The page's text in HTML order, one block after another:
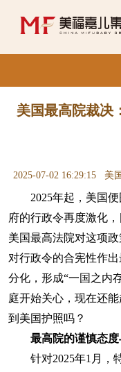
美国最高院裁决
2025-07-02 16:29:15 美
2025年起，美国便
府的行政令再度激化
美国最高法院对这项
对行政令的合宪性作
分化，形成“一国之内
庭开始关心，现在还
到美国护照吗？
最高院的谨慎态
针对2025年1月，特